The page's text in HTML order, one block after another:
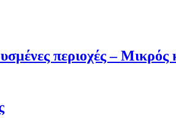
περιοχές –